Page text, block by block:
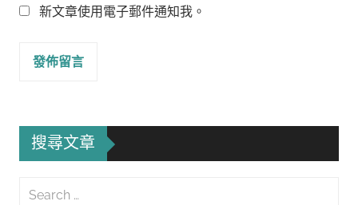
新文章使用電子郵件通知我。
搜尋文章
Search